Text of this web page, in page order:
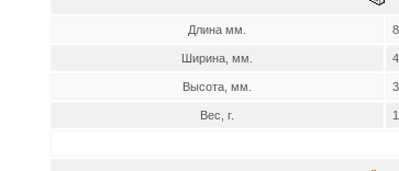
Длина мм.
Ширина, мм.
Высота, мм.
Вес, г.